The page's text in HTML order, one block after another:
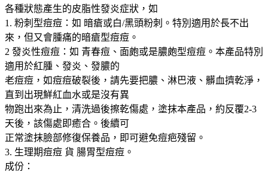
各種狀態產生的皮脂性發炎症狀，如
1. 粉刺型痘痘：如 暗瘡或白/黑頭粉刺。特別適用於長不出
來，但又會腫痛的暗瘡型痘痘。
2 發炎性痘痘：如 青春痘、面皰或是膿皰型痘痘。本產品特別
適用於紅腫、發炎、發膿的
老痘痘，如痘痘破裂後，請先要把膿、淋巴液、髒血擠乾淨，
直到出現鮮紅血水或是沒有異
物跑出來為止，清洗過後擦乾傷處，塗抹本產品，約反覆2-3
天後，該傷處即癒合。後續可
正常塗抹臉部修復保養品，即可避免痘疤殘留。
3. 生理期痘痘 貨 腸胃型痘痘。
成份：